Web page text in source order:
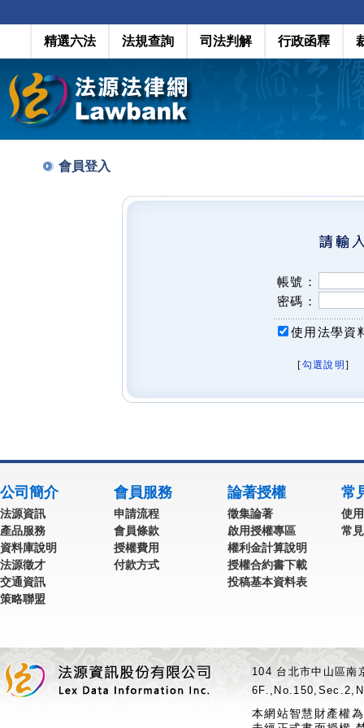
精選六法 法規查詢 司法判解 行政函釋
會員登入
帳號：
密碼：
使用法學資
[勾選說明 ]
公司簡介
法源資訊
產品服務
資料庫說明
法源徵才
交通資訊
策略聯盟
會員服務
申請流程
會員條款
授權費用
付款方式
論著授權
徵集論著
啟用授權專區
權利金計算說明
授權合約書下載
投稿基本資料表
常
使
常
104 台北市中山區
本網站智慧財產權